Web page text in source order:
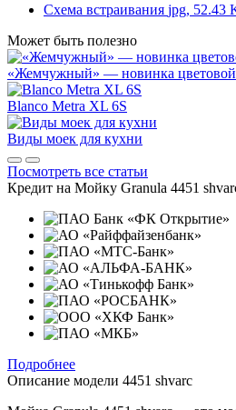
Схема встраивания jpg, 52.43
Может быть полезно
«Жемчужный» — новинка
Blanco Metra XL 6S
Виды моек для кухни
Посмотреть все статьи
Кредит на Мойку Granula 4451
Подробнее
Описание модели 4451 shvarc